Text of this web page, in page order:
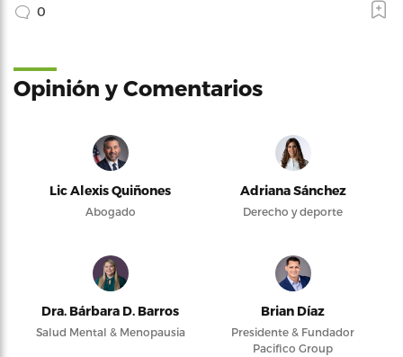
0
Opinión y Comentarios
Lic Alexis Quiñones
Abogado
Adriana Sánchez
Derecho y deporte
Dra. Bárbara D. Barros
Salud Mental & Menopausia
Brian Díaz
Presidente & Fundador
Pacifico Group